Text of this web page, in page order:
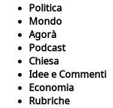
Politica
Mondo
Agorà
Podcast
Chiesa
Idee e Commenti
Economia
Rubriche